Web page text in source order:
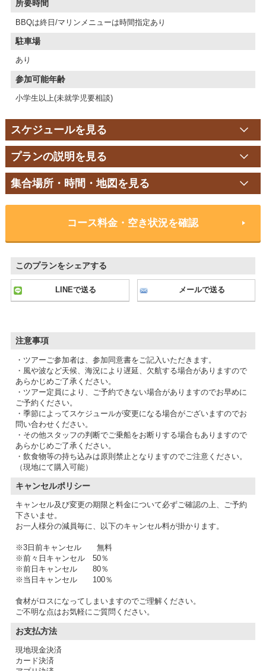
所要時間
BBQは終日/マリンメニューは時間指定あり
駐車場
あり
参加可能年齢
小学生以上(未就学児要相談)
スケジュールを見る
プランの説明を見る
集合場所・時間・地図を見る
コース料金・空き状況を確認
このプランをシェアする
LINEで送る メールで送る
注意事項
・ツアーご参加者は、参加同意書をご記入いただきます。
・風や波など天候、海況により遅延、欠航する場合がありますので
あらかじめご了承ください。
・ツアー定員により、ご予約できない場合がありますのでお早めに
ご予約ください。
・季節によってスケジュールが変更になる場合がございますのでお
問い合わせください。
・その他スタッフの判断でご乗船をお断りする場合もありますので
あらかじめご了承ください。
・飲食物等の持ち込みは原則禁止となりますのでご注意ください。
（現地にて購入可能）
キャンセルポリシー
キャンセル及び変更の期限と料金について必ずご確認の上、ご予約
下さいませ。
お一人様分の減員毎に、以下のキャンセル料が掛かります。
※3日前キャンセル 無料
※前々日キャンセル 50％
※前日キャンセル 80％
※当日キャンセル 100％
食材がロスになってしまいますのでご理解ください。
ご不明な点はお気軽にご質問ください。
お支払方法
現地現金決済
カード決済